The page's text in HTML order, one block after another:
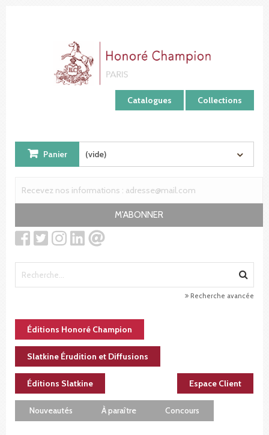
Catalogues Collections
Panier (vide)
M'ABONNER
Recherche avancée
Éditions Honoré Champion
Slatkine Érudition et Diffusions
Éditions Slatkine Espace Client
Nouveautés À paraître Concours